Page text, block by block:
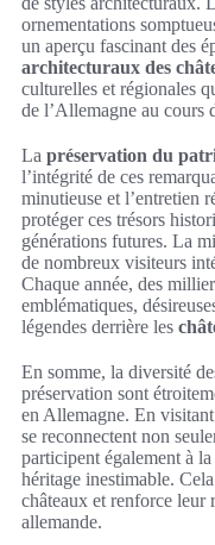
ornementations
un aperçu fascinant des
architecturaux des
culturelles et régionales
de l’Allemagne au cours
La préservation du
l’intégrité de ces
minutieuse et l’entretien
protéger ces trésors
générations futures. La
de nombreux visiteurs
Chaque année, des
emblématiques,
légendes derrière les
En somme, la diversité
préservation sont
en Allemagne. En
se reconnectent non
participent également à
héritage inestimable.
châteaux et renforce leur
allemande.